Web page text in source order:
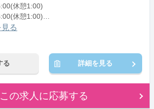
休憩1:00)
休憩1:00)
休憩1:00)
休憩1:00)
休憩1:00)
0:00(休憩1:00)
る
る 詳細を見る
この求人に応募する